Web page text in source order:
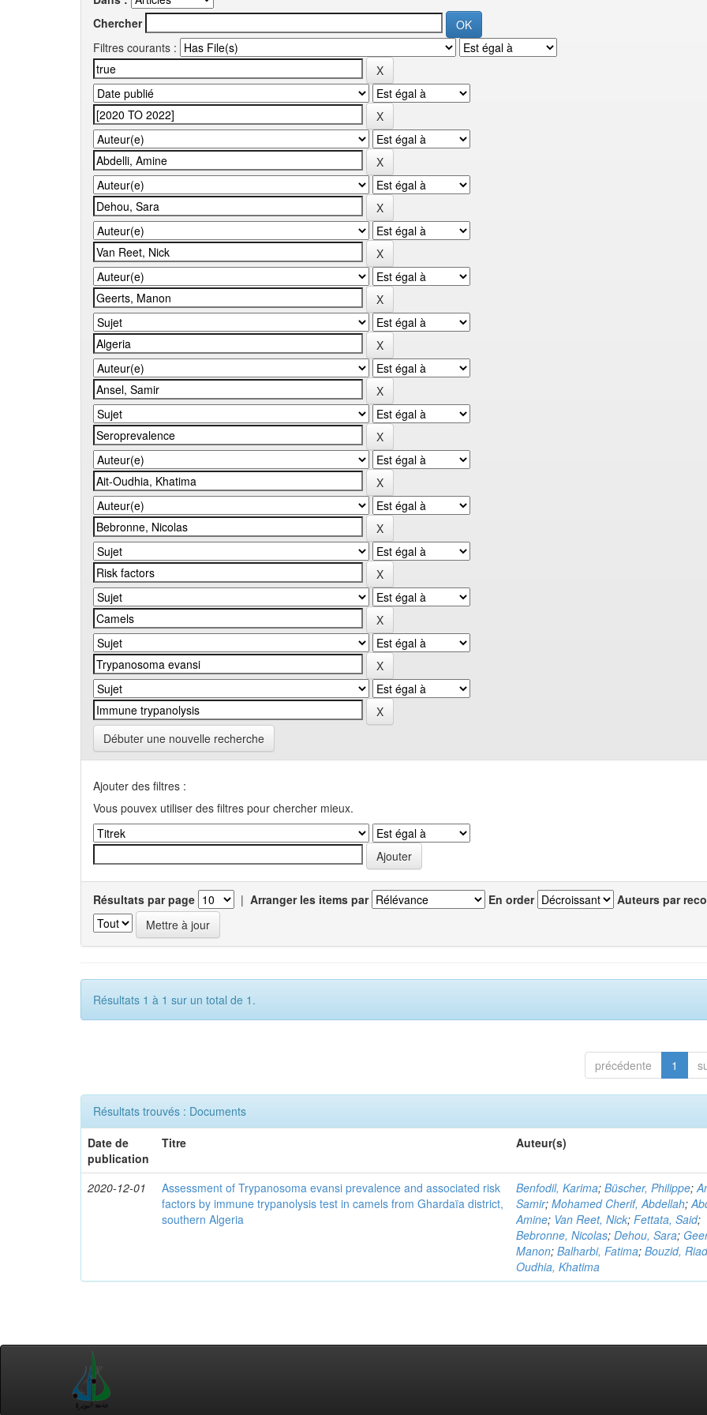
Chercher
Filtres courants :
Débuter une nouvelle recherche
Ajouter des filtres :
Vous pouvex utiliser des filtres pour chercher mieux.
Résultats par page | Arranger les items par En order Auteurs par
Résultats 1 à 1 sur un total de 1.
précédente 1
Résultats trouvés : Documents
Date de
publication
Titre Auteur(s)
2020-12-01
Assessment of Trypanosoma evansi prevalence and associated risk
factors by immune trypanolysis test in camels from Ghardaïa district,
southern Algeria
Benfodil, Karima;Büscher, Philippe;
Samir;Mohamed Cherif, Abdellah;
Amine; Van Reet, Nick;Fettata, Said;
Bebronne, Nicolas;Dehou, Sara;
Manon;Balharbi, Fatima;Bouzid,
Oudhia, Khatima